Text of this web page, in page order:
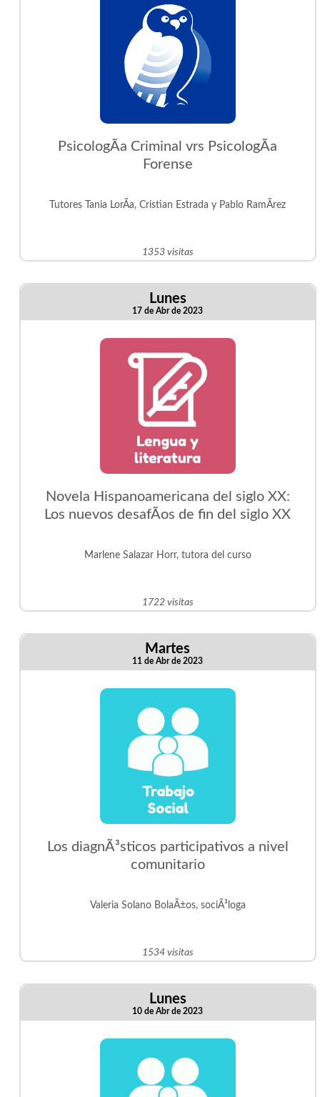
PsicologÃ­a Criminal vrs PsicologÃ­a
Forense
Tutores Tania LorÃ­a, Cristian Estrada y Pablo RamÃ­rez
1353 visitas
Lunes
17 de Abr de 2023
Novela Hispanoamericana del siglo XX:
Los nuevos desafÃ­os de fin del siglo XX
Marlene Salazar Horr, tutora del curso
1722 visitas
Martes
11 de Abr de 2023
Los diagnÃ³sticos participativos a nivel
comunitario
Valeria Solano BolaÃ±os, sociÃ³loga
1534 visitas
Lunes
10 de Abr de 2023